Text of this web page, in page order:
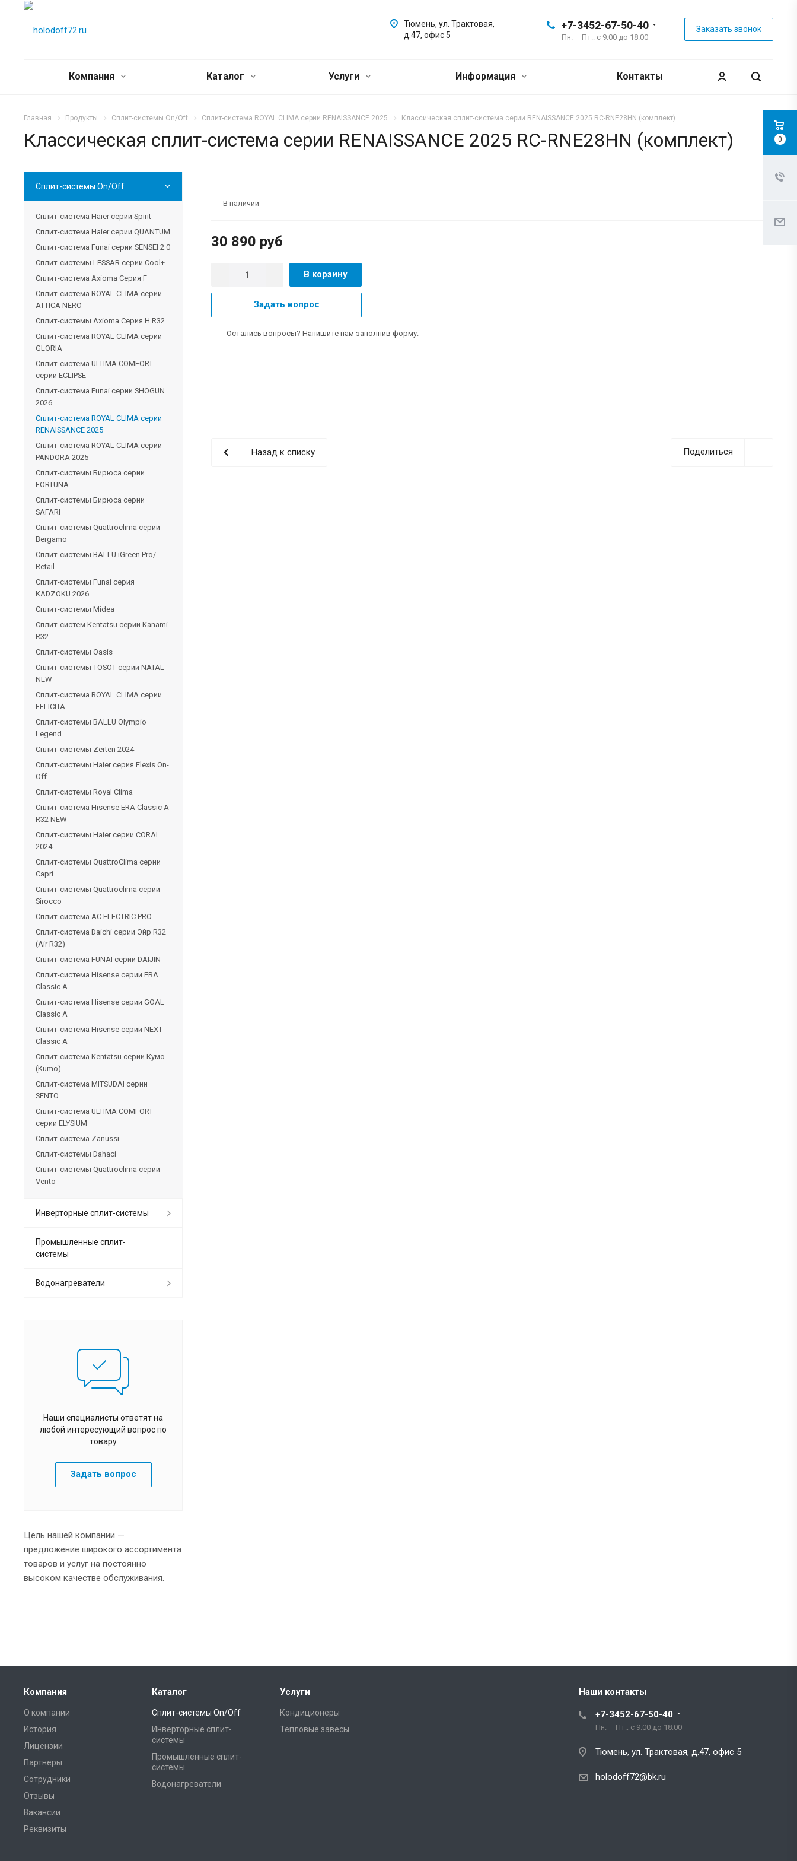
+7-3452-67-50-40
Пн. – Пт.: с 9:00 до 18:00
Заказать звонок
Тюмень, ул. Трактовая,
д.47, офис 5
Компания Каталог Услуги Информация Контакты
Главная Продукты Сплит-системы On/Off Сплит-система ROYAL CLIMA серии RENAISSANCE 2025 Классическая сплит-система серии RENAISSANCE 2025 RC-RNE28HN (комплект)
Классическая сплит-система серии RENAISSANCE 2025 RC-RNE28HN (комплект)
В наличии
30 890 руб
В корзину
Задать вопрос
Остались вопросы? Напишите нам заполнив форму.
Поделиться
Назад к списку
Сплит-системы On/Off
Сплит-система Haier серии Spirit
Сплит-система Haier серии QUANTUM
Сплит-система Funai серии SENSEI 2.0
Сплит-системы LESSAR серии Cool+
Сплит-система Axioma Серия F
Сплит-система ROYAL CLIMA серии
ATTICA NERO
Сплит-системы Axioma Серия H R32
Сплит-система ROYAL CLIMA серии
GLORIA
Сплит-система ULTIMA COMFORT
серии ECLIPSE
Сплит-система Funai серии SHOGUN
2026
Сплит-система ROYAL CLIMA серии
RENAISSANCE 2025
Сплит-система ROYAL CLIMA серии
PANDORA 2025
Сплит-системы Бирюса серии
FORTUNA
Сплит-системы Бирюса серии
SAFARI
Сплит-системы Quattroclima серии
Bergamo
Сплит-системы BALLU iGreen Pro/
Retail
Сплит-системы Funai серия
KADZOKU 2026
Сплит-системы Midea
Сплит-систем Kentatsu серии Kanami
R32
Сплит-системы Oasis
Сплит-системы TOSOT серии NATAL
NEW
Сплит-система ROYAL CLIMA серии
FELICITA
Сплит-системы BALLU Olympio
Legend
Сплит-системы Zerten 2024
Сплит-системы Haier серия Flexis On-
Off
Сплит-системы Royal Clima
Сплит-система Hisense ERA Classic A
R32 NEW
Сплит-системы Haier cерии CORAL
2024
Сплит-системы QuattroClima серии
Capri
Сплит-системы Quattroclima серии
Sirocco
Сплит-система AC ELECTRIC PRO
Сплит-система Daichi серии Эйр R32
(Air R32)
Сплит-система FUNAI серии DAIJIN
Сплит-система Hisense серии ERA
Classic A
Сплит-система Hisense серии GOAL
Classic A
Сплит-система Hisense серии NEXT
Classic A
Сплит-система Kentatsu серии Кумо
(Kumo)
Сплит-система MITSUDAI серии
SENTO
Сплит-система ULTIMA COMFORT
серии ELYSIUM
Сплит-система Zanussi
Сплит-системы Dahaci
Сплит-системы Quattroclima серии
Vento
Инверторные сплит-системы
Промышленные сплит-
системы
Водонагреватели
Наши специалисты ответят на
любой интересующий вопрос по
товару
Задать вопрос
Цель нашей компании —
предложение широкого ассортимента
товаров и услуг на постоянно
высоком качестве обслуживания.
Компания
О компании
История
Лицензии
Партнеры
Сотрудники
Отзывы
Вакансии
Реквизиты
Каталог
Сплит-системы On/Off
Инверторные сплит-
системы
Промышленные сплит-
системы
Водонагреватели
Услуги
Кондиционеры
Тепловые завесы
Наши контакты
+7-3452-67-50-40
Пн. – Пт.: с 9:00 до 18:00
Тюмень, ул. Трактовая, д.47, офис 5
holodoff72@bk.ru
0